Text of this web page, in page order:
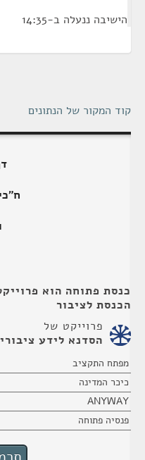
הישיבה ננעלה ב-14:35
קוד המקור של הנתונים
כנסת פתוחה הוא
הכנסת לציבור
פרוייקט של
הסדנא לידע ציבורי
מפתח התקציב
כיכר המדינה
ANYWAY
פנסיה פתוחה